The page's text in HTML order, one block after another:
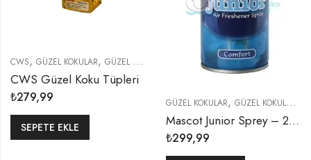
CWS,GÜZEL KOKULAR,GÜZEL KOKULAR VE KOKU MAKINELERI
CWS Güzel Koku Tüpleri
279,99
SEPETE EKLE
GÜZEL KOKULAR,GÜZEL KOKULAR VE KOKU MAKINELERI
Mascot Junior Sprey – 260ml
299,99